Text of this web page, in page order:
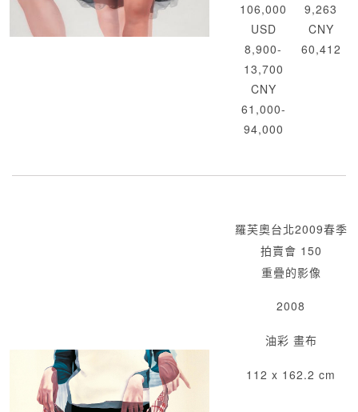
106,000
USD
8,900-
13,700
CNY
61,000-
94,000
9,263
CNY
60,412
羅芙奧台北2009春季
拍賣會 150
重疊的影像
2008
油彩 畫布
112 x 162.2 cm